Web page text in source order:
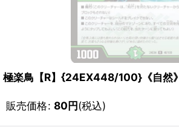
極楽鳥【R】{24EX448/100}《自然》
販売価格: 80円(税込)